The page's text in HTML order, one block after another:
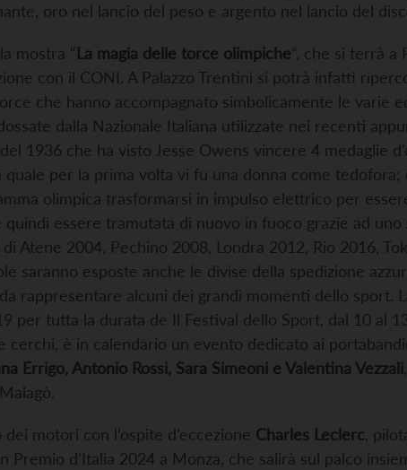
oro nel lancio del peso e argento nel lancio del
mostra “La magia delle torce olimpiche“, che si terrà a
con il CONI. A Palazzo Trentini si potrà infatti
che hanno accompagnato simbolicamente le varie
dalla Nazionale Italiana utilizzate nei recenti
1936 che ha visto Jesse Owens vincere 4 medaglie
quale per la prima volta vi fu una donna come tedofora;
olimpica trasformarsi in impulso elettrico per
quindi essere tramutata di nuovo in fuoco grazie ad uno
Atene 2004, Pechino 2008, Londra 2012, Rio 2016,
saranno esposte anche le divise della spedizione
rappresentare alcuni dei grandi momenti dello sport.
per tutta la durata de Il Festival dello Sport, dal 10 al
cerchi, è in calendario un evento dedicato ai
Errigo, Antonio Rossi, Sara Simeoni e Valentina Vezzali
motori con l’ospite d’eccezione Charles Leclerc ,
d’Italia 2024 a Monza, che salirà sul palco